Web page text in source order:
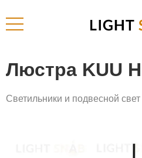
Люстра KUU
Светильники и подвесной свет